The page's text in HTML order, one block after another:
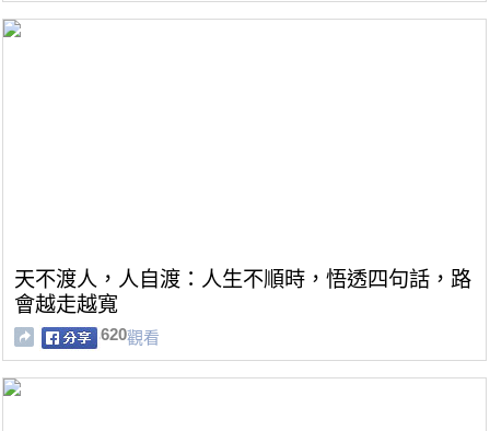
天不渡人，人自渡：人生不順時，悟透四句話，路
會越走越寬
620觀看